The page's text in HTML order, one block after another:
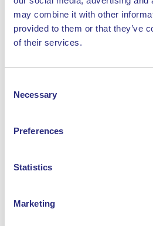
may combine it with other
provided to them or that they’ve
of their services.
Selection
Necessary
Preferences
Statistics
Marketing
Nome
Acconsento al trattamento dei